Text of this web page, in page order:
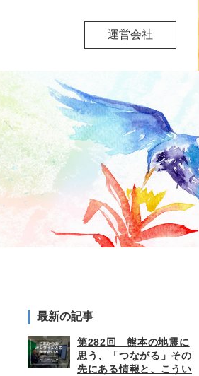
運営会社
最新の記事
第282回 熊本の地震に
思う、「つながる」その
先にある情報と、こうい